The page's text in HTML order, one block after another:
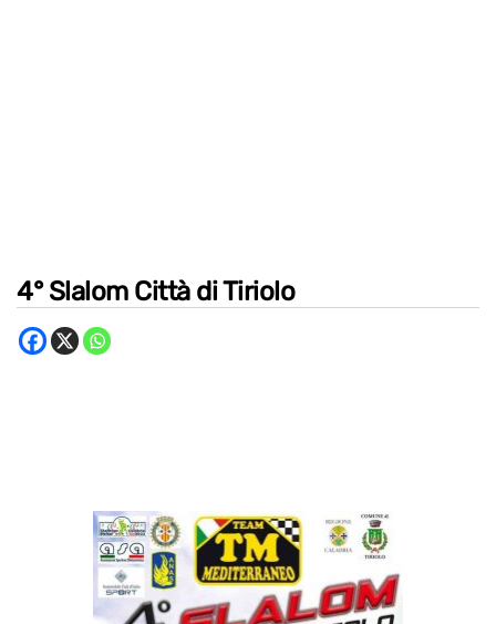
4° Slalom Città di Tiriolo